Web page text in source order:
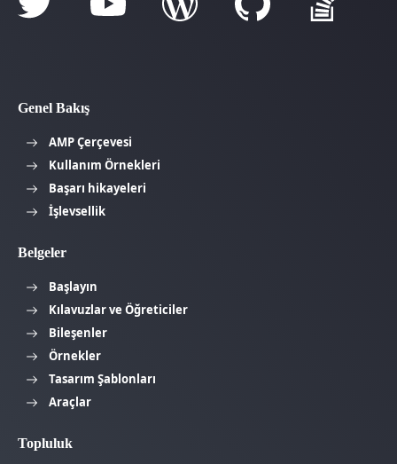
Genel Bakış
AMP Çerçevesi
Kullanım Örnekleri
Başarı hikayeleri
İşlevsellik
Belgeler
Başlayın
Kılavuzlar ve Öğreticiler
Bileşenler
Örnekler
Tasarım Şablonları
Araçlar
Topluluk